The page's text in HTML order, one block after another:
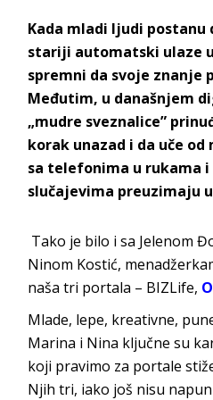
Kada mladi ljudi postanu
stariji automatski ulaze
spremni da svoje znanje
Međutim, u današnjem
„mudre sveznalice”
korak unazad i da uče
sa telefonima u rukama
slučajevima preuzimaju
Tako je bilo i sa Jelenom
Ninom Kostić,
naša tri portala – BIZLife,
Mlade, lepe, kreativne,
Marina i Nina ključne su
koji pravimo za portale
Njih tri, iako još nisu